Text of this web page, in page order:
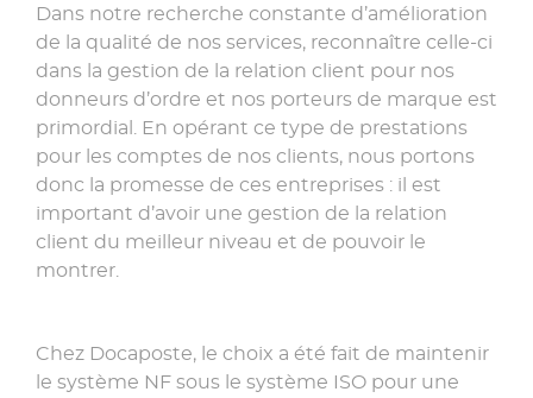
Dans notre recherche constante d’amélioration
de la qualité de nos services, reconnaître celle-ci
dans la gestion de la relation client pour nos
donneurs d’ordre et nos porteurs de marque est
primordial. En opérant ce type de prestations
pour les comptes de nos clients, nous portons
donc la promesse de ces entreprises : il est
important d’avoir une gestion de la relation
client du meilleur niveau et de pouvoir le
montrer.
Chez Docaposte, le choix a été fait de maintenir
le système NF sous le système ISO pour une